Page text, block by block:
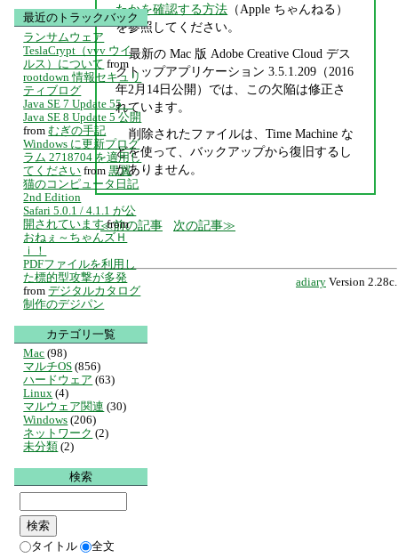
たかを確認する方法 （Apple ちゃんねる）
を参照してください。
最新の Mac 版 Adobe Creative Cloud デス
クトップアプリケーション 3.5.1.209（2016
年2月14日公開）では、この欠陥は修正さ
れています。
削除されたファイルは、Time Machine な
どを使って、バックアップから復旧するし
かありません。
前の記事 次の記事
adiary Version 2.28c.
最近のトラックバック
ランサムウェア
TeslaCrypt（vvv ウイ
ルス）について from
rootdown 情報セキュリ
ティブログ
Java SE 7 Update 55、
Java SE 8 Update 5 公開
from むぎの手記
Windows に更新プログ
ラム 2718704 を適用し
てください from 黒翼
猫のコンピュータ日記
2nd Edition
Safari 5.0.1 / 4.1.1 が公
開されています from
おねぇ～ちゃんズＨ
ｉ！
PDFファイルを利用し
た標的型攻撃が多発
from デジタルカタログ
制作のデジパン
カテゴリ一覧
Mac (98)
マルチOS (856)
ハードウェア (63)
Linux (4)
マルウェア関連 (30)
Windows (206)
ネットワーク (2)
未分類 (2)
検索
タイトル 全文